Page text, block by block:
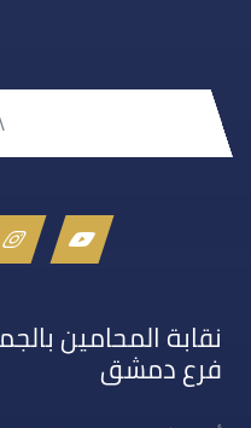
نقابة المحامين
فرع دمشق